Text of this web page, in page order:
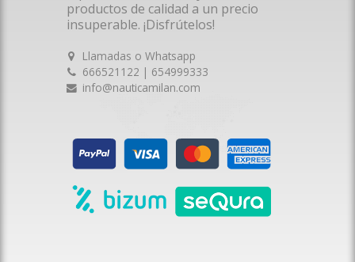
productos de calidad a un precio
insuperable. ¡Disfrútelos!
Llamadas o Whatsapp
666521122 | 654999333
info@nauticamilan.com